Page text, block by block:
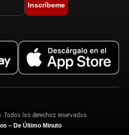
Inscríbeme
Todos los derechos reservados.
– De Último Minuto